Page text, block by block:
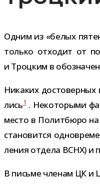
Одним из «белых
только отхо­дит от
и Троцким в
Никаких
лись1. Некоторыми
место в Политбюро на
ста­но­вится
ле­ния отдела ВСНХ) и
В письме чле­нам ЦК и